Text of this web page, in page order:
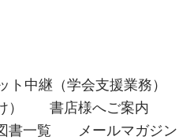
中継（学会支援業務）
書店様へご案内
書一覧
メールマガジン